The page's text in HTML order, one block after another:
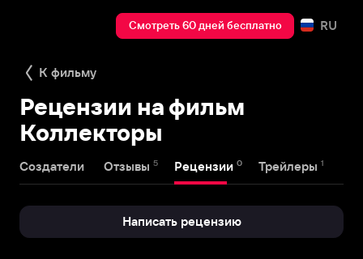
Смотреть 60 дней бесплатно RU
К фильму
Рецензии на фильм
Коллекторы
Создатели Отзывы 5 Рецензии 0 Трейлеры 1
Написать рецензию